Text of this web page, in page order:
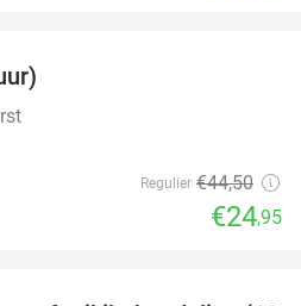
Regulier €44,50
€24,95